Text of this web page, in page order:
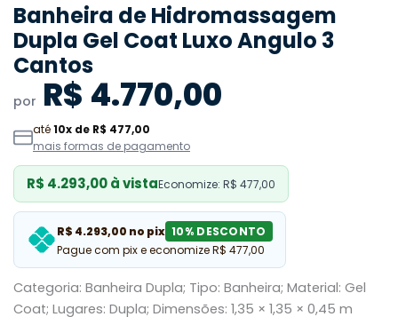
Banheira de Hidromassagem
Dupla Gel Coat Luxo Angulo 3
Cantos
por R$ 4.770,00
até10x de R$ 477,00
mais formas de pagamento
R$ 4.293,00 à vistaEconomize: R$ 477,00
R$ 4.293,00 no pix 10% DESCONTO
Pague com pix e economize R$ 477,00
Categoria: Banheira Dupla; Tipo: Banheira; Material: Gel
Coat; Lugares: Dupla; Dimensões: 1,35 × 1,35 × 0,45 m